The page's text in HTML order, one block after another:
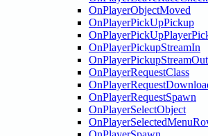
OnPlayerObjectMoved
OnPlayerPickUpPickup
OnPlayerPickupStreamIn
OnPlayerPickupStreamOut
OnPlayerRequestClass
OnPlayerRequestSpawn
OnPlayerSelectObject